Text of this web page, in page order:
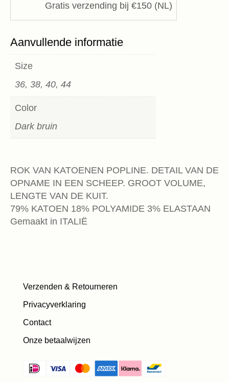
Gratis verzending bij €150 (NL)
Aanvullende informatie
Size
36, 38, 40, 44
Color
Dark bruin
ROK VAN KATOENEN POPLINE. DETAIL VAN DE
OPNAME IN EEN SCHEEP. GROOT VOLUME,
LENGTE VAN DE KUIT.
79% KATOEN 18% POLYAMIDE 3% ELASTAAN
Gemaakt in ITALIË
Verzenden & Retourneren
Privacyverklaring
Contact
Onze betaalwijzen